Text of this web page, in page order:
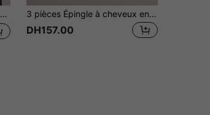
3 pièces Épingle à cheveux en alliage de zinc émaillé en forme de fleur de lys, épingle à cheveux mignonne pour les vacances d'été à la plage, épingle à cheveux Plumeria de célébrité sur Internet, couvre-cheveux à demi-attachés pour femmes, pince à cheveux, épingle à cheveux de fée (style aléatoire de carton). Clip à cheveux élégant, accessoires de cheveux élégants, pince à cheveux décontractée, pince à cheveux de vacances, festival, fête
DH157.00